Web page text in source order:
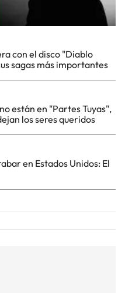
con el disco "Diablo
sagas más importantes
están en "Partes Tuyas",
los seres queridos
en Estados Unidos: El